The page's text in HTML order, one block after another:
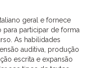
geral e fornece
participar de forma
As habilidades
auditiva, produção
escrita e expansão